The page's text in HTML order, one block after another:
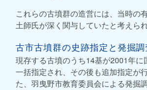
これらの古墳群の造営には、当時の
土師氏が深く関与していたと考えら
古市古墳群の史跡指定と発掘調
現存する古墳のうち14基が2001年に
一括指定され、その後も追加指定が
た、羽曳野市教育委員会による発掘